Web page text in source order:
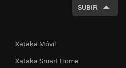
SUBIR
Xataka Móvil
Xataka Smart Home